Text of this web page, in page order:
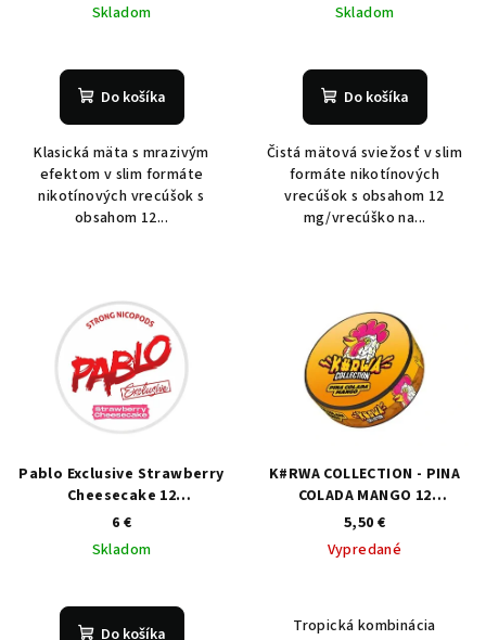
Skladom
Do košíka
Klasická mäta s mrazivým
efektom v slim formáte
nikotínových vrecúšok s
obsahom 12...
Skladom
Do košíka
Čistá mätová sviežosť v slim
formáte nikotínových
vrecúšok s obsahom 12
mg/vrecúško na...
Pablo Exclusive Strawberry
Cheesecake 12
mg/vrecúško
6 €
Skladom
Do košíka
K#RWA COLLECTION - PINA
COLADA MANGO 12
mg/vrecúško
5,50 €
Vypredané
Tropická kombinácia